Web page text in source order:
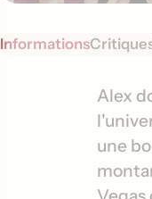
Informations
S
y
o
p
Alex
une